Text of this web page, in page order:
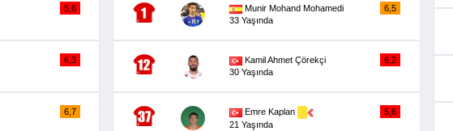
5,6
6,3
6,7
Munir Mohand Mohamedi
33 Yaşında
6,5
Kamil Ahmet Çörekçi
30 Yaşında
6,2
Emre Kaplan
21 Yaşında
5,6